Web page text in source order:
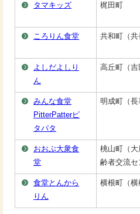
タマキッズ
梶田町
ころりん食堂
共和町（共
よしだよしり
ん
高丘町（吉
みんな食堂
PitterPatterピ
タパタ
明成町（長
おおぶ大衆食
堂
桃山町（
齢者交流セ
食堂とんから
りん
横根町（横